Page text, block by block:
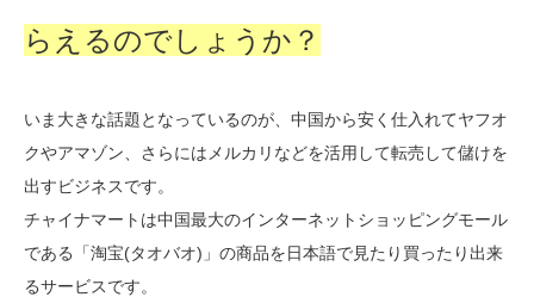
らえるのでしょうか？
いま大きな話題となっているのが、中国から安く仕入れてヤフオ
クやアマゾン、さらにはメルカリなどを活用して転売して儲けを
出すビジネスです。
チャイナマートは中国最大のインターネットショッピングモール
である「淘宝(タオバオ)」の商品を日本語で見たり買ったり出来
るサービスです。